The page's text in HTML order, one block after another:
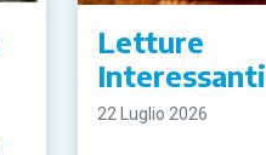
Letture
Interessanti
22 Luglio 2026